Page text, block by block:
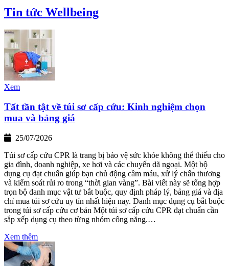
Tin tức Wellbeing
Xem
Tất tần tật về túi sơ cấp cứu: Kinh nghiệm chọn
mua và bảng giá
25/07/2026
Túi sơ cấp cứu CPR là trang bị bảo vệ sức khỏe không thể thiếu cho
gia đình, doanh nghiệp, xe hơi và các chuyến dã ngoại. Một bộ
dụng cụ đạt chuẩn giúp bạn chủ động cầm máu, xử lý chấn thương
và kiểm soát rủi ro trong “thời gian vàng”. Bài viết này sẽ tổng hợp
trọn bộ danh mục vật tư bắt buộc, quy định pháp lý, bảng giá và địa
chỉ mua túi sơ cứu uy tín nhất hiện nay. Danh mục dụng cụ bắt buộc
trong túi sơ cấp cứu cơ bản Một túi sơ cấp cứu CPR đạt chuẩn cần
sắp xếp dụng cụ theo từng nhóm công năng.…
Xem thêm